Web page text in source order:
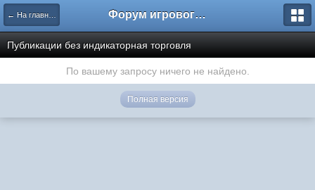
← На главную Форум игрового проекта Riverrise
Публикации без индикаторная торговля
По вашему запросу ничего не найдено.
Полная версия